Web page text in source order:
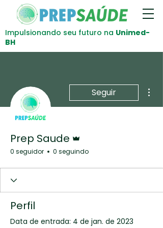
Impulsionando seu futuro na Unimed-
BH
Seguir
Prep Saude
0 seguidor 0 seguindo
Perfil
Data de entrada: 4 de jan. de 2023